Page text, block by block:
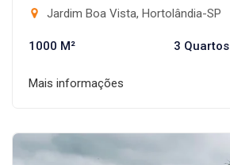
Jardim Boa Vista, Hortolândia-SP
1000 M² 3 Quartos
Mais informações